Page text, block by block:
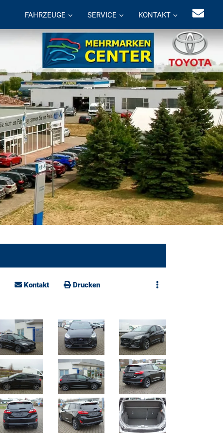
FAHRZEUGE SERVICE KONTAKT
Kontakt Drucken